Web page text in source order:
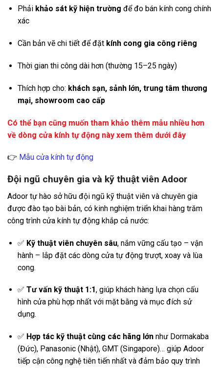
Phải khảo sát kỹ hiện trường để đo bán kính cong chính
xác
Cần bản vẽ chi tiết để đặt kính cong gia công riêng
Thời gian thi công dài hơn (thường 15–25 ngày)
Thích hợp cho: khách sạn, sảnh lớn, trung tâm thương
mại, showroom cao cấp
Có thể bạn cũng muốn tham khảo thêm mẫu nhiều hơn
về dòng cửa kính tự động này xem thêm dưới đây
👉 Mẫu cửa kính tự động
Đội ngũ chuyên gia và kỹ thuật viên Adoor
Adoor tự hào sở hữu đội ngũ kỹ thuật viên và chuyên gia
được đào tạo bài bản, có kinh nghiệm triển khai hàng trăm
công trình cửa kính tự động khắp cả nước:
✅ Kỹ thuật viên chuyên sâu, nắm vững cấu tạo – vận
hành – lắp đặt các dòng cửa tự động trượt, xoay và lùa
cong.
✅ Tư vấn kỹ thuật 1:1, giúp khách hàng lựa chọn cấu
hình cửa phù hợp nhất với mặt bằng và mục đích sử
dụng.
✅ Hợp tác kỹ thuật cùng các hãng lớnnhư Dormakaba
(Đức), Panasonic (Nhật), GMT (Singapore)… giúp Adoor
tiếp cận công nghệ tiên tiến nhất và đảm bảo quy trình